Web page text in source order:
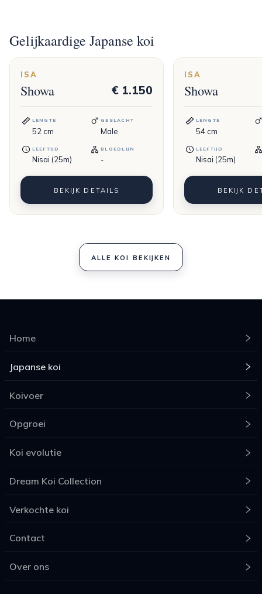
Gelijkaardige Japanse koi
ISA
Showa € 1.150
LENGTE
52 cm
GESLACHT
Male
LEEFTIJD
Nisai (25m)
BLOEDLIJN
-
BEKIJK DETAILS
ISA
Showa
LENGTE
54cm
LEEFTIJD
Nisai (25m)
BEKIJK
ALLE KOI BEKIJKEN
Home
Japanse koi
Koivoer
Opgroei
Koi evolutie
Dream Koi Collection
Verkochte koi
Contact
Over ons